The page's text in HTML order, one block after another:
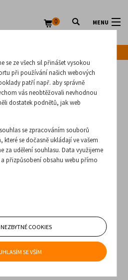
MENU
0
nebo stůl
se ze všech sil přinášet vysokou
při používání našich webových
patří např. aby správně
vás neobtěžovali nevhodnou
dostatek podnětů, jak web
se zpracováním souborů
se dočasně ukládají ve vašem
za udělení souhlasu. Data využijeme
přizpůsobení obsahu webu přímo
COOKIES
SE VŠÍM